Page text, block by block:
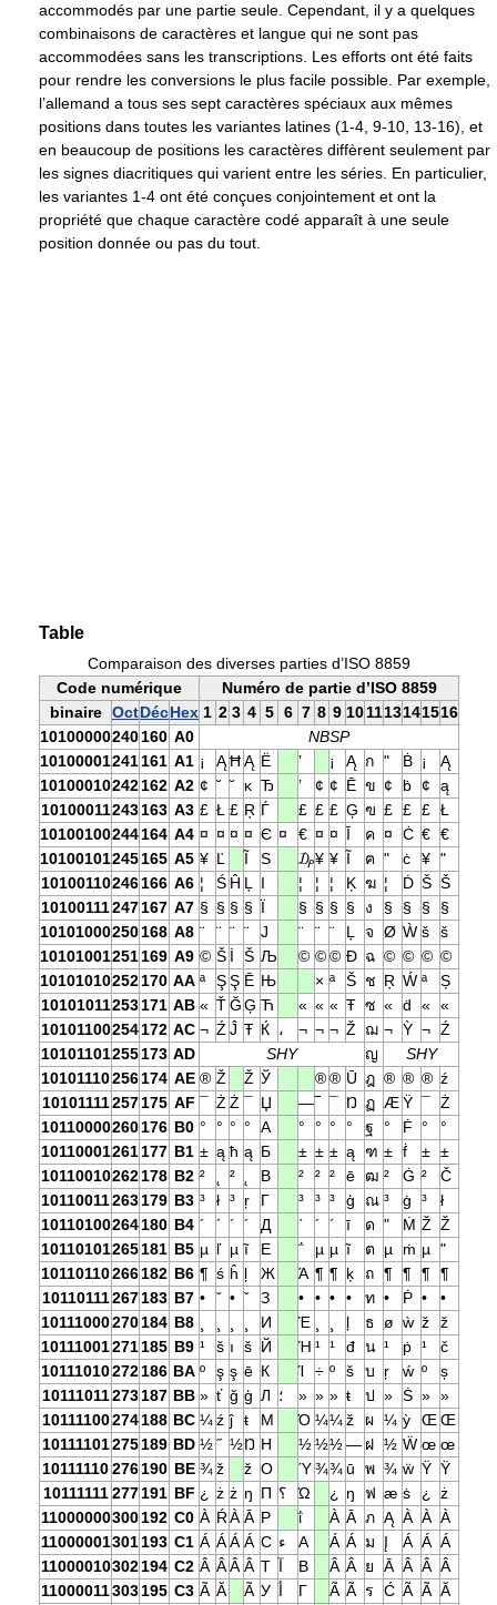
accommodés par une partie seule. Cependant, il y a quelques
combinaisons de caractères et langue qui ne sont pas
accommodées sans les transcriptions. Les efforts ont été faits
pour rendre les conversions le plus facile possible. Par exemple,
l’allemand a tous ses sept caractères spéciaux aux mêmes
positions dans toutes les variantes latines (1-4, 9-10, 13-16), et
en beaucoup de positions les caractères diffèrent seulement par
les signes diacritiques qui varient entre les séries. En particulier,
les variantes 1-4 ont été conçues conjointement et ont la
propriété que chaque caractère codé apparaît à une seule
position donnée ou pas du tout.
Table
Comparaison des diverses parties d’ISO 8859
Code numérique
Numéro de partie d’ISO 8859
binaire OctDécHex 1 2 3 4 5 6 7 8 9 101113141516
10100000240160 A0
NBSP
10100001241161 A1 ¡ ĄĦĄ Ё ʽ ¡ Ą ก " Ḃ ¡
Ą
10100010242162 A2 ¢ ˘ ˘ ĸ Ђ ʼ ¢ ¢ Ē ข ¢ ḃ ¢
ą
10100011243163 A3 £ Ł £ Ŗ Ѓ £ £ £ Ģ ฃ £ £ £ Ł
10100100244164 A4 ¤ ¤ ¤ ¤ Є ¤ € ¤ ¤ Ī ค ¤ Ċ € €
10100101245165 A5 ¥ Ľ Ĩ Ѕ ₯¥ ¥ Ĩ ฅ " ċ ¥ "
10100110246166 A6 ¦ Ś Ĥ Ļ І ¦ ¦ ¦ Ķ ฆ ¦ Ḋ Š Š
10100111247167 A7 § § § § Ї § § § § ง § § §
§
10101000250168 A8 ¨ ¨ ¨ ¨ Ј ¨ ¨ ¨ Ļ จ Ø Ẁ š
š
10101001251169 A9 © Š İ Š Љ © ©© Đ ฉ © © © ©
10101010252170 AA ª ŞŞ Ē Њ × ª Š ช Ŗ Ẃ ª
Ș
10101011253171 AB « ŤĞĢ Ћ « « « Ŧ ซ « ḋ «
«
10101100254172 AC ¬ Ź Ĵ Ŧ Ќ ، ¬ ¬ ¬ Ž ฌ ¬ Ỳ ¬ Ź
10101101255173 AD SHY ญ
SHY
10101110256174 AE ® Ž Ž Ў ®® Ū ฎ ® ® ® ź
10101111257175 AF ¯ Ż Ż ¯ Џ ―‾ ¯ Ŋ ฏ ÆŸ ¯ Ż
10110000260176 B0 ° ° ° ° А ° ° ° ° ฐ ° Ḟ °
°
10110001261177 B1 ± ą ħ ą Б ± ± ± ą ฑ ± ḟ ± ±
10110010262178 B2 ² ² В ² ² ² ē ฒ ² Ġ ²
Č
10110011263179 B3 ³ ł ³ ŗ Г ³ ³ ³ ģ ณ ³ ġ ³
ł
10110100264180 B4 ´ ´ ´ ´ Д ΄ ´ ´ ī ด " Ṁ Ž Ž
10110101265181 B5 µ ľ µ ĩ Е ΅ µ µ ĩ ต µ ṁ µ
"
10110110266182 B6 ¶ ś ĥ ļ Ж Ά ¶ ¶ ķ ถ ¶ ¶ ¶
¶
10110111267183 B7 • ˇ • ˇ З • • • • ท • Ṗ •
•
10111000270184 B8 И Έ ļ ธ ø ẁ ž
ž
10111001271185 B9 ¹ š ı š Й Ή ¹ ¹ đ น ¹ ṗ ¹
č
10111010272186 BA º ş ş ē К Ί ÷ º š บ ŗ ẃ º
ș
10111011273187 BB » ť ğ ģ Л ؛ » » » ŧ ป » Ṡ » »
10111100274188 BC ¼ź ĵ ŧ М Ό ¼¼ž ผ ¼ ỳ ŒŒ
10111101275189 BD ½˝ ½Ŋ Н ½½½― ฝ ½ Ẅ œ œ
10111110276190 BE ¾ž ž О Ύ¾¾ū พ ¾ ẅ Ÿ Ÿ
10111111 277191 BF ¿ ż ż ŋ П ؟ Ώ ¿ ŋ ฟ æ ṡ ¿
ż
11000000300192 C0 À ŔÀ Ā Р ΐ À Ā ภ Ą À À À
11000001301193 C1 Á ÁÁ Á С ء Α Á Á ม Į Á Á Á
11000010302194 C2 Â ÂÂ Â Т آ Β Â Â ย Ā Â Â Â
11000011303195 C3 Ã Ă Ã У أ Γ Ã Ã ร Ć Ã Ã Ă